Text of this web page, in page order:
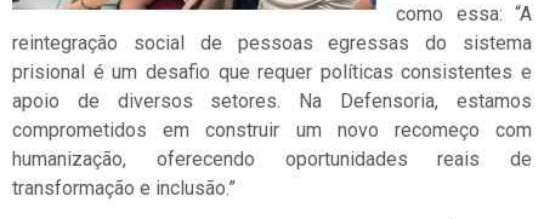
como essa: “A
reintegração social de pessoas egressas do sistema
prisional é um desafio que requer políticas consistentes e
apoio de diversos setores. Na Defensoria, estamos
comprometidos em construir um novo recomeço com
humanização, oferecendo oportunidades reais de
transformação e inclusão.”